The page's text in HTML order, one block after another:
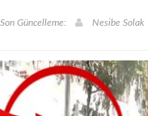
Son Güncelleme: Nesibe Solak